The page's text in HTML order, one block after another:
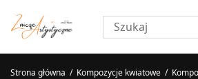
Strona główna / Kompozycje kwiatowe /